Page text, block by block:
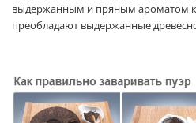
выдержанным и пряным ароматом
преобладают выдержанные